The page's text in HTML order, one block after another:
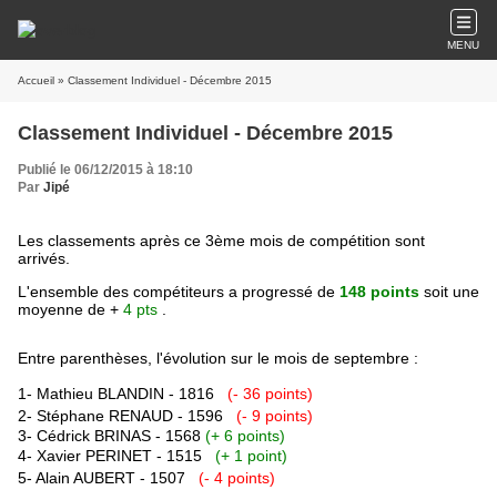
MENU
Accueil » Classement Individuel - Décembre 2015
Classement Individuel - Décembre 2015
Publié le 06/12/2015 à 18:10
Par Jipé
Les classements après ce 3ème mois de compétition sont
arrivés.
L'ensemble des compétiteurs a progressé de 148 points soit une
moyenne de + 4 pts
Entre parenthèses, l'évolution sur le mois de septembre :
1- Mathieu BLANDIN - 1816
(- 36 points)
2- Stéphane RENAUD - 1596
(- 9 points)
3- Cédrick BRINAS - 1568 (+ 6 points)
4- Xavier PERINET - 1515
(+ 1 point)
5- Alain AUBERT - 1507
(- 4 points)